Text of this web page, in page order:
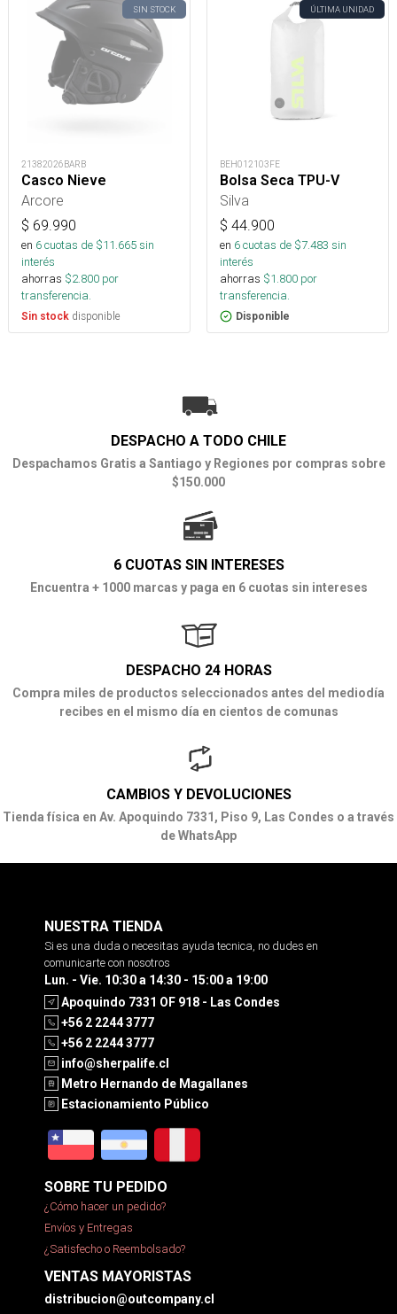
SIN STOCK
21382026BARB
Casco Nieve
Arcore
$ 69.990
en 6cuotas de $11.665sin
interés
ahorras $2.800 por
transferencia.
Sin stock disponible
ÚLTIMA UNIDAD
BEH012103FE
Bolsa Seca TPU-V
Silva
$ 44.900
en 6cuotas de $7.483 sin
interés
ahorras $1.800 por
transferencia.
Disponible
DESPACHO A TODO CHILE
Despachamos Gratis a Santiago y Regiones por compras sobre
$150.000
6 CUOTAS SIN INTERESES
Encuentra + 1000 marcas y paga en 6 cuotas sin intereses
DESPACHO 24 HORAS
Compra miles de productos seleccionados antes del mediodía
recibes en el mismo día en cientos de comunas
CAMBIOS Y DEVOLUCIONES
Tienda física en Av. Apoquindo 7331, Piso 9, Las Condes o a través
de WhatsApp
NUESTRA TIENDA
Si es una duda o necesitas ayuda tecnica, no dudes en
comunicarte con nosotros
Lun. - Vie. 10:30 a 14:30 - 15:00 a 19:00
Apoquindo 7331 OF 918 - Las Condes
+56 2 2244 3777
+56 2 2244 3777
info@sherpalife.cl
Metro Hernando de Magallanes
Estacionamiento Público
SOBRE TU PEDIDO
¿Cómo hacer un pedido?
Envíos y Entregas
¿Satisfecho o Reembolsado?
VENTAS MAYORISTAS
distribucion@outcompany.cl